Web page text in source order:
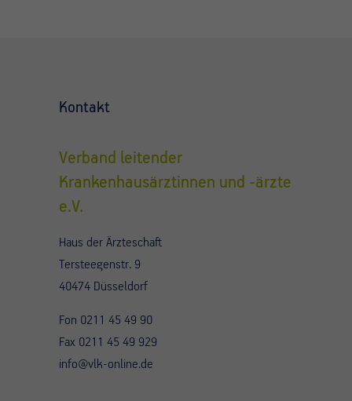
Kontakt
Verband leitender
Krankenhausärztinnen und -ärzte
e.V.
Haus der Ärzteschaft
Tersteegenstr. 9
40474 Düsseldorf
Fon 0211 45 49 90
Fax 0211 45 49 929
info@vlk-online.de